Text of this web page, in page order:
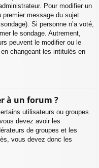
Pour modifier un
premier message du sujet
Si personne n’a voté,
le sondage. Autrement,
peuvent le modifier ou le
changeant les intitulés en
à un forum ?
utilisateurs ou groupes.
devez avoir les
de groupes et les
vous devez donc les